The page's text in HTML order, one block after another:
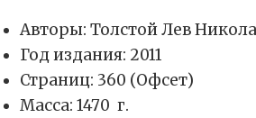
Авторы: Толстой Лев
Год издания: 2011
Страниц: 360 (Офсет)
Масса: 1470 г.